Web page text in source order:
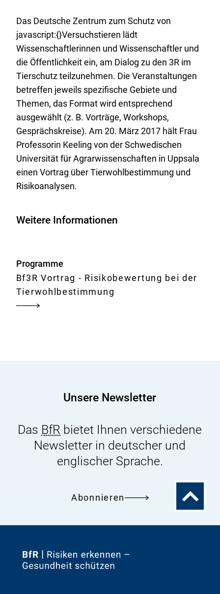
Das Deutsche Zentrum zum Schutz von
javascript:{}Versuchstieren lädt
Wissenschaftlerinnen und Wissenschaftler und
die Öffentlichkeit ein, am Dialog zu den 3R im
Tierschutz teilzunehmen. Die Veranstaltungen
betreffen jeweils spezifische Gebiete und
Themen, das Format wird entsprechend
ausgewählt (z. B. Vorträge, Workshops,
Gesprächskreise). Am 20. März 2017 hält Frau
Professorin Keeling von der Schwedischen
Universität für Agrarwissenschaften in Uppsala
einen Vortrag über Tierwohlbestimmung und
Risikoanalysen.
Weitere Informationen
Programme
Bf3R Vortrag - Risikobewertung bei der
Tierwohlbestimmung
Unsere Newsletter
Das BfR bietet Ihnen verschiedene
Newsletter in deutscher und
englischer Sprache.
Abonnieren
Zum
Zur